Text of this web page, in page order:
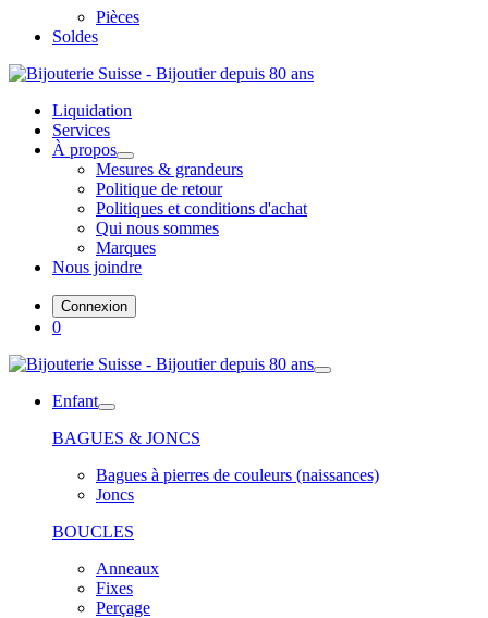
Pièces
Soldes
Liquidation
Services
À propos
Mesures & grandeurs
Politique de retour
Politiques et conditions d'achat
Qui nous sommes
Marques
Nous joindre
Connexion
0
Enfant
BAGUES & JONCS
Bagues à pierres de couleurs (naissances)
Joncs
BOUCLES
Anneaux
Fixes
Perçage